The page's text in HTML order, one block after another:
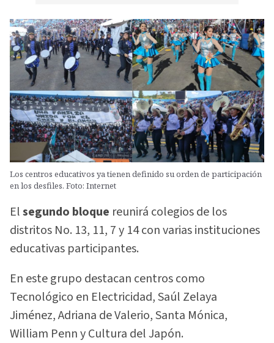
Los centros educativos ya tienen definido su orden de participación
en los desfiles. Foto: Internet
Elsegundo bloque reunirá colegios de los
distritos No. 13, 11, 7 y 14 con varias instituciones
educativas participantes.
En este grupo destacan centros como
Tecnológico en Electricidad, Saúl Zelaya
Jiménez, Adriana de Valerio, Santa Mónica,
William Penn y Cultura del Japón.